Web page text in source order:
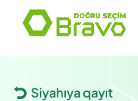
Siyahıya qayıt